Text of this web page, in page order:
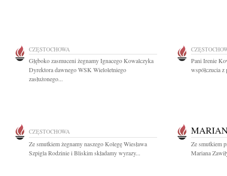
CZĘSTOCHOWA
Głęboko zasmuceni żegnamy Ignacego Kowalczyka
Dyrektora dawnego WSK Wieloletniego
zasłużonego...
Pani Irenie
współczucia
CZĘSTOCHOWA
Ze smutkiem żegnamy naszego Kolegę Wiesława
Szpigla Rodzinie i Bliskim składamy wyrazy...
Ze smutkiem
Mariana